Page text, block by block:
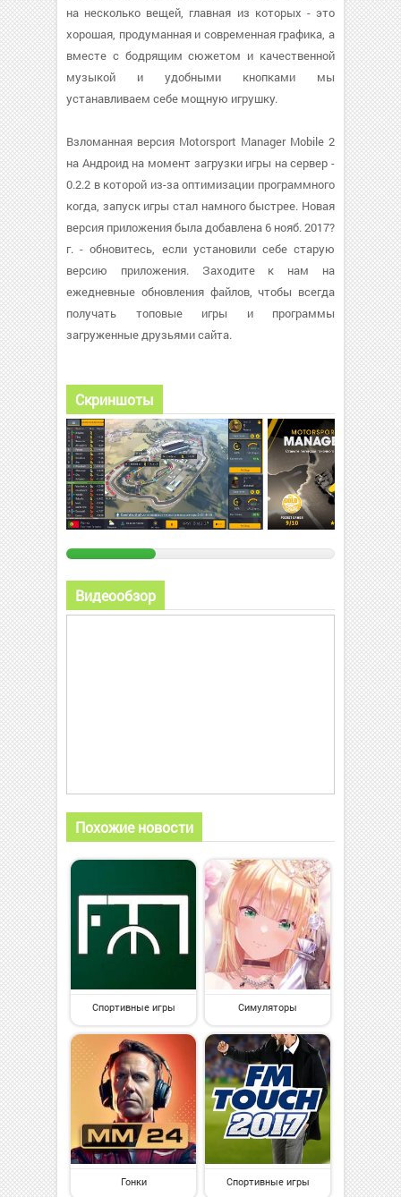
на несколько вещей, главная из которых - это
хорошая, продуманная и современная графика, а
вместе с бодрящим сюжетом и качественной
музыкой и удобными кнопками мы
устанавливаем себе мощную игрушку.
Взломанная версия Motorsport Manager Mobile 2
на Андроид на момент загрузки игры на сервер -
0.2.2 в которой из-за оптимизации программного
когда, запуск игры стал намного быстрее. Новая
версия приложения была добавлена 6 нояб. 2017?
г. - обновитесь, если установили себе старую
версию приложения. Заходите к нам на
ежедневные обновления файлов, чтобы всегда
получать топовые игры и программы
загруженные друзьями сайта.
Скриншоты
Видеообзор
Похожие новости
Спортивные игры Симуляторы
Гонки Спортивные игры